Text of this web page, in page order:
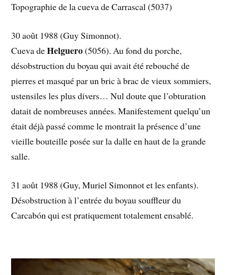
Topographie de la cueva de Carrascal (5037)
30 août 1988 (Guy Simonnot).
Cueva deHelguero(5056). Au fond du porche,
désobstruction du boyau qui avait été rebouché de
pierres et masqué par un bric à brac de vieux sommiers,
ustensiles les plus divers… Nul doute que l’obturation
datait de nombreuses années. Manifestement quelqu’un
était déjà passé comme le montrait la présence d’une
vieille bouteille posée sur la dalle en haut de la grande
salle.
31 août 1988 (Guy, Muriel Simonnot et les enfants).
Désobstruction à l’entrée du boyau souffleur du
Carcabón qui est pratiquement totalement ensablé.